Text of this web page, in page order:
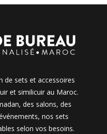
de sets et accessoires
et similicuir au Maroc.
des salons, des
nos sets
selon vos besoins.